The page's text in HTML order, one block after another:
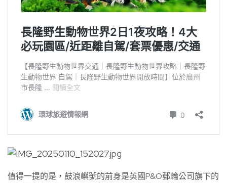
值得一提的是，鼓浪嶼號的前身是英國P&O郵輪公司旗下的